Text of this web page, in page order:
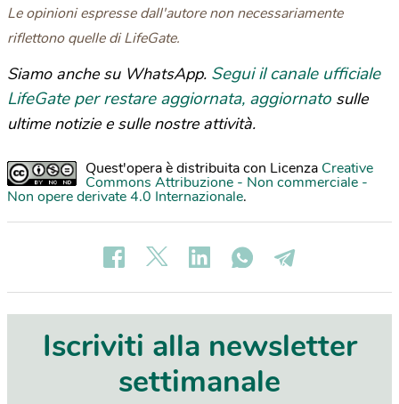
Le opinioni espresse dall'autore non necessariamente
riflettono quelle di LifeGate.
Siamo anche su WhatsApp. Segui il canale ufficiale
LifeGate per restare aggiornata, aggiornato sulle
ultime notizie e sulle nostre attività.
Quest'opera è distribuita con Licenza Creative
Commons Attribuzione - Non commerciale -
Non opere derivate 4.0 Internazionale.
Iscriviti alla newsletter
settimanale